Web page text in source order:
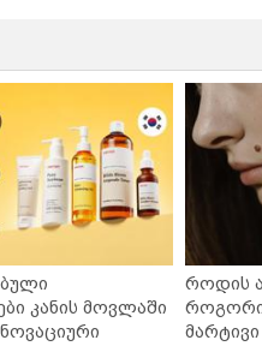
კანის მოვლაში
როდის